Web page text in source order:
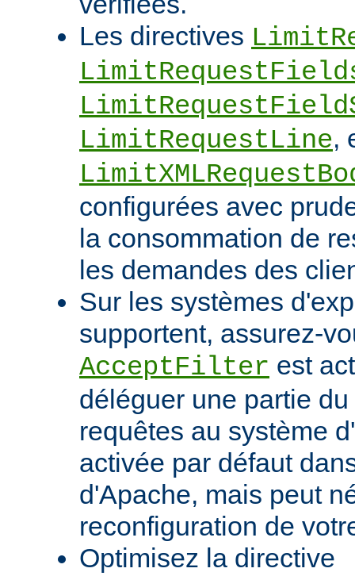
Les directives
LimitRequestLine,
configurées avec
la consommation de
les demandes des
Sur les systèmes
supportent, assurez-
AcceptFilter est
déléguer une partie
requêtes au système
activée par défaut
d'Apache, mais peut
reconfiguration de
Optimisez la directive